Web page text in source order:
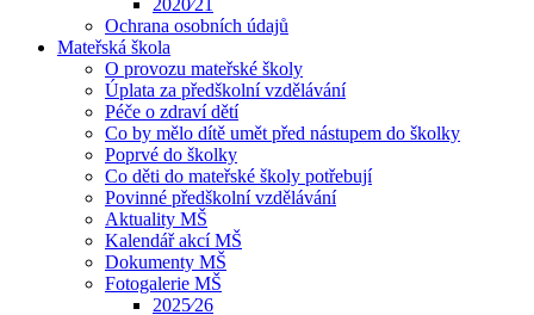
2020⁄21
Ochrana osobních údajů
Mateřská škola
O provozu mateřské školy
Úplata za předškolní vzdělávání
Péče o zdraví dětí
Co by mělo dítě umět před nástupem do školky
Poprvé do školky
Co děti do mateřské školy potřebují
Povinné předškolní vzdělávání
Aktuality MŠ
Kalendář akcí MŠ
Dokumenty MŠ
Fotogalerie MŠ
2025⁄26